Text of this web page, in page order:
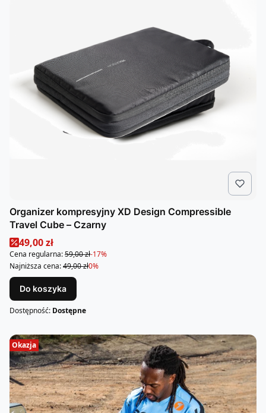
Organizer kompresyjny XD Design Compressible
Travel Cube – Czarny
Cena promocyjna
49,00 zł
Cena regularna:59,00 zł-17%
Najniższa cena:49,00 zł0%
Do koszyka
Dostępność: Dostępne
Okazja